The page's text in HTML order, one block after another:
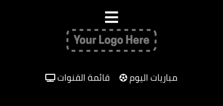
مباريات اليوم قائمة القنوات